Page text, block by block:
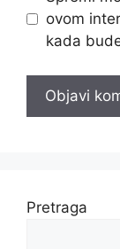
ovom
kada
Pretraga